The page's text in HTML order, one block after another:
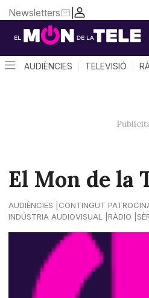
|
Newsletters
AUDIÈNCIES TELEVISIÓ
El Mon de la
AUDIÈNCIES
CONTINGUT
INDÚSTRIA AUDIOVISUAL
RÀDIO